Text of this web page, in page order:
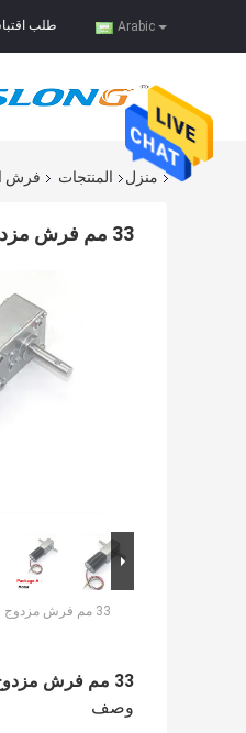
Arabic طلب
منزل المنتجات فرش
33 مم فرش مزدوج رمح دودة تروس موتور عزم دوران عالي BLDC 12 فولت
33 مم فرش
33 مم فرش مزدوج رمح دودة تروس موتور عزم دوران عالي BLDC 12 فولت
وصف